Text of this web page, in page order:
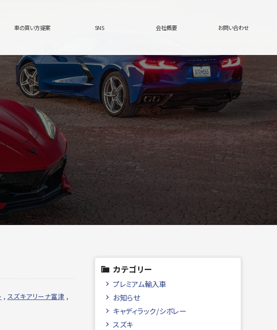
車の買い方提案 SNS 会社概要 お問い合わせ
, スズキアリーナ富津 ,
カテゴリー
プレミアム輸入車
お知らせ
キャディラック/シボレー
スズキ